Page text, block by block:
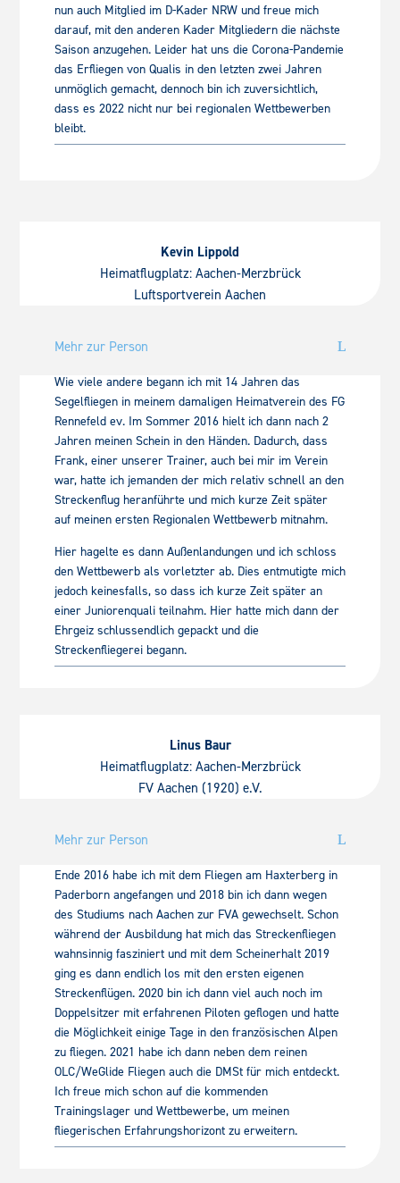
nun auch Mitglied im D-Kader NRW und freue mich
darauf, mit den anderen Kader Mitgliedern die nächste
Saison anzugehen. Leider hat uns die Corona-Pandemie
das Erfliegen von Qualis in den letzten zwei Jahren
unmöglich gemacht, dennoch bin ich zuversichtlich,
dass es 2022 nicht nur bei regionalen Wettbewerben
bleibt.
Kevin Lippold
Heimatflugplatz: Aachen-Merzbrück
Luftsportverein Aachen
Mehr zur Person
Wie viele andere begann ich mit 14 Jahren das
Segelfliegen in meinem damaligen Heimatverein des FG
Rennefeld ev. Im Sommer 2016 hielt ich dann nach 2
Jahren meinen Schein in den Händen. Dadurch, dass
Frank, einer unserer Trainer, auch bei mir im Verein
war, hatte ich jemanden der mich relativ schnell an den
Streckenflug heranführte und mich kurze Zeit später
auf meinen ersten Regionalen Wettbewerb mitnahm.
Hier hagelte es dann Außenlandungen und ich schloss
den Wettbewerb als vorletzter ab. Dies entmutigte mich
jedoch keinesfalls, so dass ich kurze Zeit später an
einer Juniorenquali teilnahm. Hier hatte mich dann der
Ehrgeiz schlussendlich gepackt und die
Streckenfliegerei begann.
Linus Baur
Heimatflugplatz: Aachen-Merzbrück
FV Aachen (1920) e.V.
Mehr zur Person
Ende 2016 habe ich mit dem Fliegen am Haxterberg in
Paderborn angefangen und 2018 bin ich dann wegen
des Studiums nach Aachen zur FVA gewechselt. Schon
während der Ausbildung hat mich das Streckenfliegen
wahnsinnig fasziniert und mit dem Scheinerhalt 2019
ging es dann endlich los mit den ersten eigenen
Streckenflügen. 2020 bin ich dann viel auch noch im
Doppelsitzer mit erfahrenen Piloten geflogen und hatte
die Möglichkeit einige Tage in den französischen Alpen
zu fliegen. 2021 habe ich dann neben dem reinen
OLC/WeGlide Fliegen auch die DMSt für mich entdeckt.
Ich freue mich schon auf die kommenden
Trainingslager und Wettbewerbe, um meinen
fliegerischen Erfahrungshorizont zu erweitern.